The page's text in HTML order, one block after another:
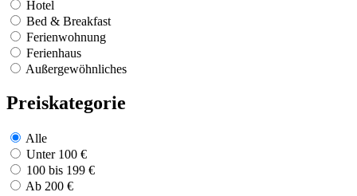
Hotel
Bed & Breakfast
Ferienwohnung
Ferienhaus
Außergewöhnliches
Preiskategorie
Alle
Unter 100 €
100 bis 199 €
Ab 200 €